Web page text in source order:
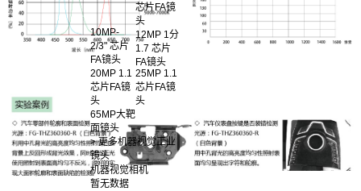
芯片FA镜
头
10MP-
2/3" 芯片
FA镜头
12MP 1分
1.7 芯片
FA镜头
20MP 1.1
芯片FA镜
头
25MP 1.1
芯片FA镜
头
65MP大靶
面镜头
> 更多机器视觉工业
镜头
机器视觉相机
暂无数据